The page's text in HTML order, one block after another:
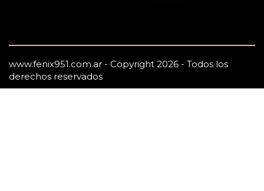
www.fenix951.com.ar - Copyright 2026 - Todos los
derechos reservados